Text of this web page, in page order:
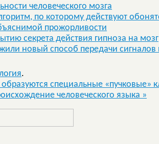
человеческого мозга
по которому действуют
прожорливости
секрета действия гипноза на мозг
новый способ передачи
.
специальные «пучковые»
человеческого языка »